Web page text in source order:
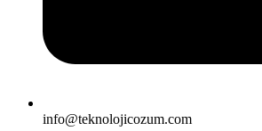
info@teknolojicozum.com